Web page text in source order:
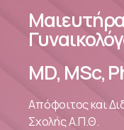
MD, MSc,
Απόφοιτος και
Σχολής Α.Π.Θ.